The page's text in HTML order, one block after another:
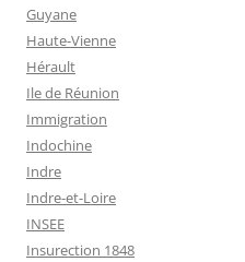
Guyane
Haute-Vienne
Hérault
Ile de Réunion
Immigration
Indochine
Indre
Indre-et-Loire
INSEE
Insurection 1848